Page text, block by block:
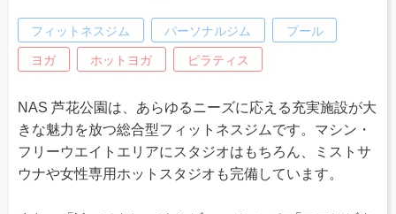
フィットネスジム パーソナルジム プール
ヨガ ホットヨガ ピラティス
NAS 芦花公園は、あらゆるニーズに応える充実施設が大
きな魅力を放つ総合型フィットネスジムです。マシン・
フリーウエイトエリアにスタジオはもちろん、ミストサ
ウナや女性専用ホットスタジオも完備しています。